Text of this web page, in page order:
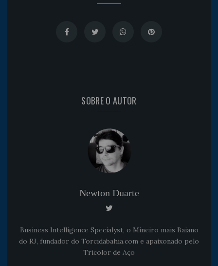
SOBRE O AUTOR
Newton Duarte
Business Intelligence Specialyst, o Mineiro mais Baiano
do RJ, fundador do Torcidabahia.com e apaixonado pelo
Tricolor de Aço